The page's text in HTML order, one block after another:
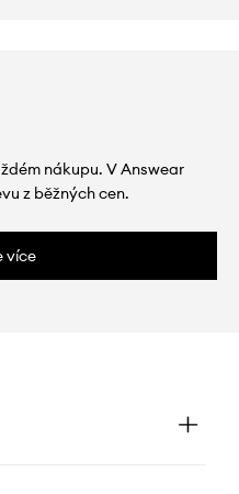
nákupu. V Answear
z běžných cen.
více